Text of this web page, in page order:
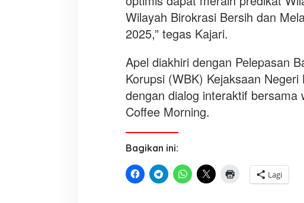
Wilayah Birokrasi Bersih dan
2025,” tegas Kajari.
Apel diakhiri dengan Pelepasan
Korupsi (WBK) Kejaksaan
dengan dialog interaktif
Coffee Morning.
Bagikan ini:
Lagi